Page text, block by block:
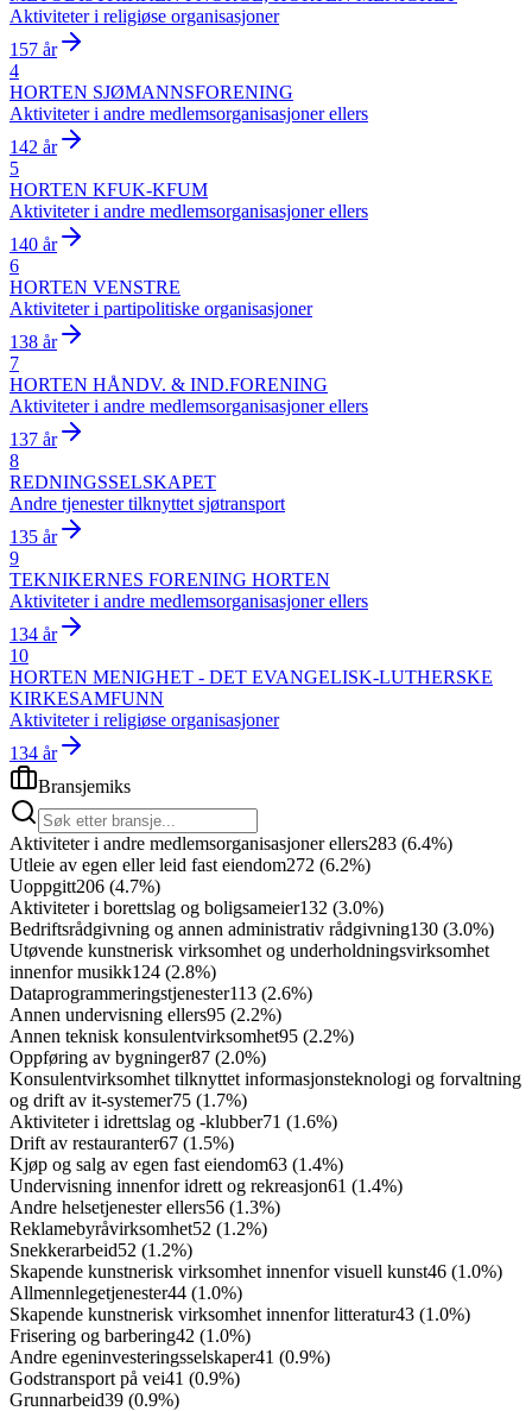
Aktiviteter i religiøse organisasjoner
157 år
4
HORTEN SJØMANNSFORENING
Aktiviteter i andre medlemsorganisasjoner ellers
142 år
5
HORTEN KFUK-KFUM
Aktiviteter i andre medlemsorganisasjoner ellers
140 år
6
HORTEN VENSTRE
Aktiviteter i partipolitiske organisasjoner
138 år
7
HORTEN HÅNDV. & IND.FORENING
Aktiviteter i andre medlemsorganisasjoner ellers
137 år
8
REDNINGSSELSKAPET
Andre tjenester tilknyttet sjøtransport
135 år
9
TEKNIKERNES FORENING HORTEN
Aktiviteter i andre medlemsorganisasjoner ellers
134 år
10
HORTEN MENIGHET - DET EVANGELISK-LUTHERSKE
KIRKESAMFUNN
Aktiviteter i religiøse organisasjoner
134 år
Bransjemiks
Aktiviteter i andre medlemsorganisasjoner ellers283 (6.4%)
Utleie av egen eller leid fast eiendom272 (6.2%)
Uoppgitt206 (4.7%)
Aktiviteter i borettslag og boligsameier132 (3.0%)
Bedriftsrådgivning og annen administrativ rådgivning130 (3.0%)
Utøvende kunstnerisk virksomhet og underholdningsvirksomhet
innenfor musikk124 (2.8%)
Dataprogrammeringstjenester113 (2.6%)
Annen undervisning ellers95 (2.2%)
Annen teknisk konsulentvirksomhet95 (2.2%)
Oppføring av bygninger87 (2.0%)
Konsulentvirksomhet tilknyttet informasjonsteknologi og forvaltning
og drift av it-systemer75 (1.7%)
Aktiviteter i idrettslag og -klubber71 (1.6%)
Drift av restauranter67 (1.5%)
Kjøp og salg av egen fast eiendom63 (1.4%)
Undervisning innenfor idrett og rekreasjon61 (1.4%)
Andre helsetjenester ellers56 (1.3%)
Reklamebyråvirksomhet52 (1.2%)
Snekkerarbeid52 (1.2%)
Skapende kunstnerisk virksomhet innenfor visuell kunst46 (1.0%)
Allmennlegetjenester44 (1.0%)
Skapende kunstnerisk virksomhet innenfor litteratur43 (1.0%)
Frisering og barbering42 (1.0%)
Andre egeninvesteringsselskaper41 (0.9%)
Godstransport på vei41 (0.9%)
Grunnarbeid39 (0.9%)